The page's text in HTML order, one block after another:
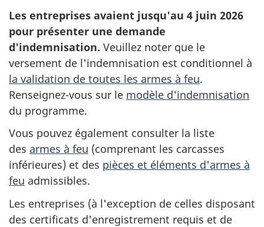
Les entreprises avaient jusqu'au 4 juin 2026
pour présenter une demande
d'indemnisation. Veuillez noter que le
versement de l'indemnisation est conditionnel à
la validation de toutes les armes à feu.
Renseignez-vous sur le modèle d'indemnisation
du programme.
Vous pouvez également consulter la liste
des armes à feu (comprenant les carcasses
inférieures) et des pièces et éléments d'armes à
feu admissibles.
Les entreprises (à l'exception de celles disposant
des certificats d'enregistrement requis et de